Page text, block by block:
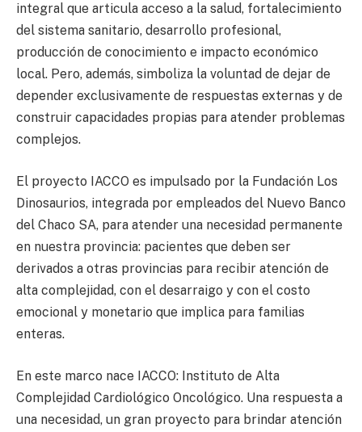
integral que articula acceso a la salud, fortalecimiento
del sistema sanitario, desarrollo profesional,
producción de conocimiento e impacto económico
local. Pero, además, simboliza la voluntad de dejar de
depender exclusivamente de respuestas externas y de
construir capacidades propias para atender problemas
complejos.
El proyecto IACCO es impulsado por la Fundación Los
Dinosaurios, integrada por empleados del Nuevo Banco
del Chaco SA, para atender una necesidad permanente
en nuestra provincia: pacientes que deben ser
derivados a otras provincias para recibir atención de
alta complejidad, con el desarraigo y con el costo
emocional y monetario que implica para familias
enteras.
En este marco nace IACCO: Instituto de Alta
Complejidad Cardiológico Oncológico. Una respuesta a
una necesidad, un gran proyecto para brindar atención